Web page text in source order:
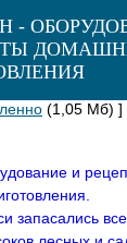
-
(1,05 Мб) ]
и
запасались